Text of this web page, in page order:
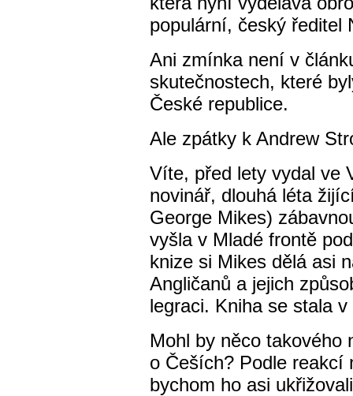
populární, český ředitel
Ani zmínka není v
skutečnostech, které
České republice.
Ale zpátky k Andrew
Víte, před lety vydal ve
novinář, dlouhá léta
George Mikes)
vyšla v Mladé frontě
knize si Mikes dělá asi
Angličanů a jejich
legraci. Kniha se stala
Mohl by něco takového
o Češích? Podle reakcí
bychom ho asi